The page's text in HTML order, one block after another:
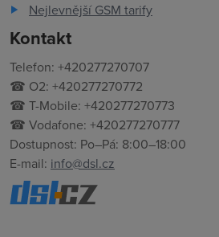
Nejlevnější GSM tarify
Kontakt
Telefon: +420277270707
☎ O2: +420277270772
☎ T-Mobile: +420277270773
☎ Vodafone: +420277270777
Dostupnost: Po–Pá: 8:00–18:00
E-mail: info@dsl.cz